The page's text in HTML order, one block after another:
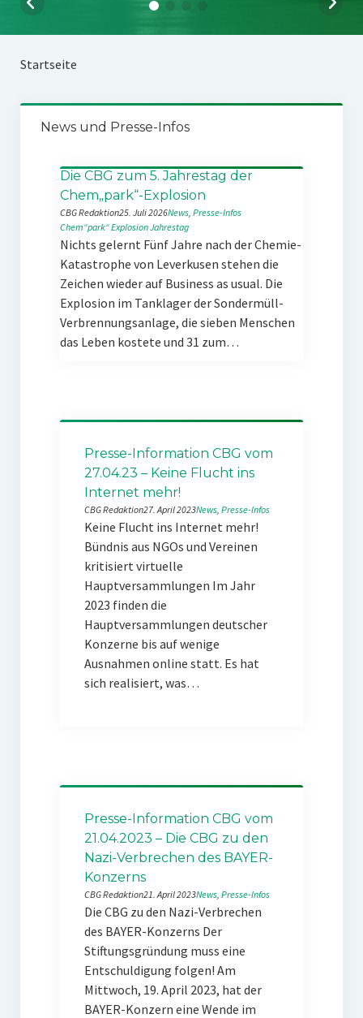
Startseite
News und Presse-Infos
Die CBG zum 5. Jahrestag der
Chem„park“-Explosion
CBG Redaktion25. Juli 2026News, Presse-Infos
Chem“park“ExplosionJahrestag
Nichts gelernt Fünf Jahre nach der Chemie-
Katastrophe von Leverkusen stehen die
Zeichen wieder auf Business as usual. Die
Explosion im Tanklager der Sondermüll-
Verbrennungsanlage, die sieben Menschen
das Leben kostete und 31 zum…
Presse-Information CBG vom
27.04.23 – Keine Flucht ins
Internet mehr!
CBG Redaktion27. April 2023News, Presse-Infos
Keine Flucht ins Internet mehr!
Bündnis aus NGOs und Vereinen
kritisiert virtuelle
Hauptversammlungen Im Jahr
2023 finden die
Hauptversammlungen deutscher
Konzerne bis auf wenige
Ausnahmen online statt. Es hat
sich realisiert, was…
Presse-Information CBG vom
21.04.2023 – Die CBG zu den
Nazi-Verbrechen des BAYER-
Konzerns
CBG Redaktion21. April 2023News, Presse-Infos
Die CBG zu den Nazi-Verbrechen
des BAYER-Konzerns Der
Stiftungsgründung muss eine
Entschuldigung folgen! Am
Mittwoch, 19. April 2023, hat der
BAYER-Konzern eine Wende im